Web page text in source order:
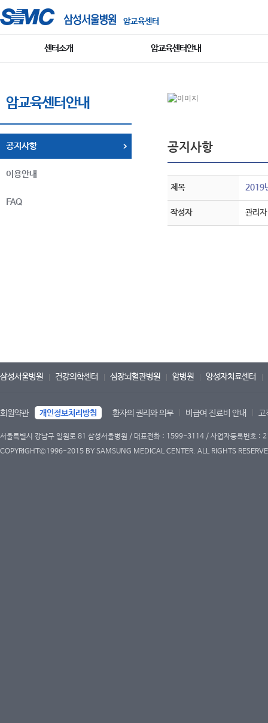
암교육센터
센터소개 암교육센터안내
암교육센터안내
공지사항
이용안내
FAQ
공지사항
제목 2019
작성자 관리자
삼성서울병원 건강의학센터 심장뇌혈관병원 암병원 양성자치료센터
회원약관 개인정보처리방침 환자의 권리와 의무 비급여 진료비 안내 고
서울특별시 강남구 일원로 81 삼성서울병원 / 대표전화 : 1599-3114 / 사업자등록번호
COPYRIGHT©1996-2015 BY SAMSUNG MEDICAL CENTER. ALL RIGHTS